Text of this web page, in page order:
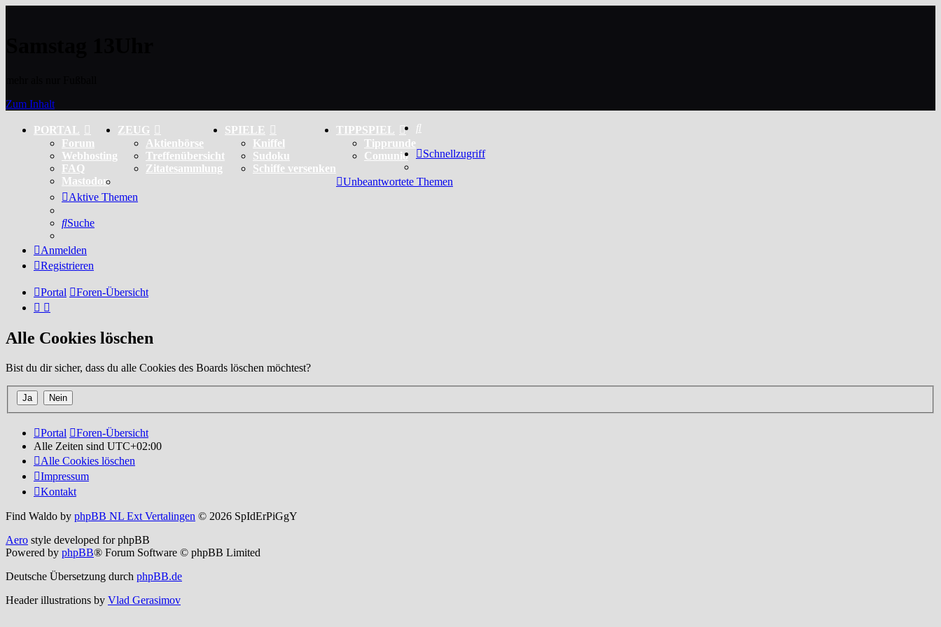
Zum Inhalt
PORTAL
Forum
Webhosting
FAQ
Mastodon
ZEUG
Aktienbörse
Treffenübersicht
Zitatesammlung
SPIELE
Kniffel
Sudoku
Schiffe versenken
TIPPSPIEL
Tipprunde
Comunio
Schnellzugriff
Unbeantwortete Themen
Aktive Themen
Suche
Anmelden
Registrieren
Portal Foren-Übersicht
Alle Cookies löschen
Bist du dir sicher, dass du alle Cookies des Boards löschen möchtest?
Portal
Foren-Übersicht
Alle Zeiten sind UTC+02:00
Alle Cookies löschen
Impressum
Kontakt
Find Waldo by phpBB NL Ext Vertalingen © 2026 SpIdErPiGgY
Aero style developed for phpBB
Powered by phpBB® Forum Software © phpBB Limited
Deutsche Übersetzung durch phpBB.de
Header illustrations by Vlad Gerasimov